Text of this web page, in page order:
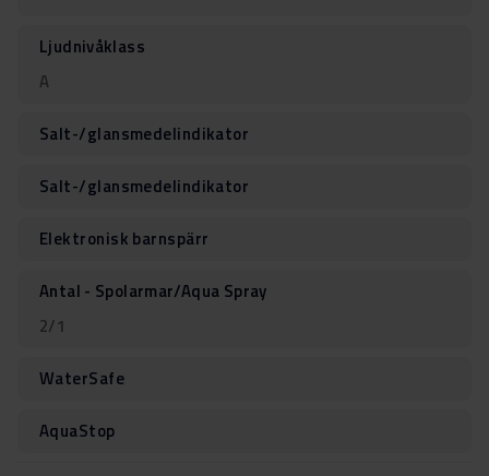
Ljudnivåklass
A
Salt-/glansmedelindikator
Salt-/glansmedelindikator
Elektronisk barnspärr
Antal - Spolarmar/Aqua Spray
2/1
WaterSafe
AquaStop